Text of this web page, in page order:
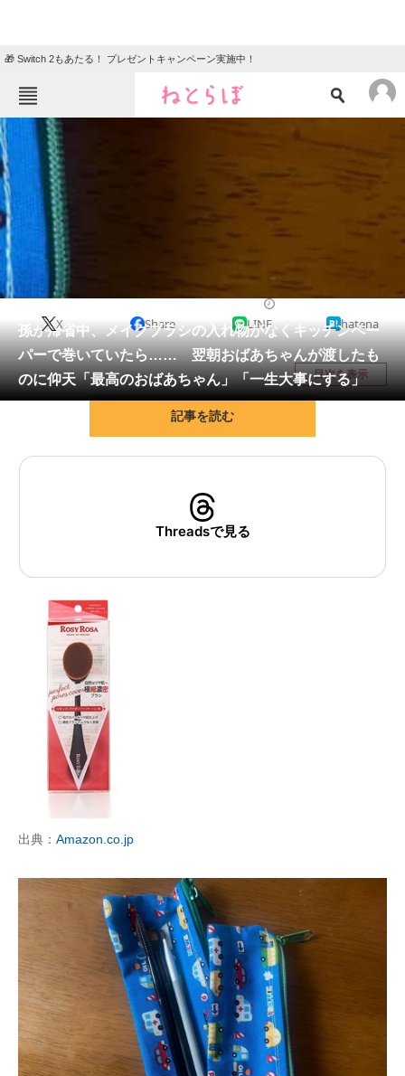
🎁 Switch 2もあたる！ プレゼントキャンペーン実施中！
ねとらぼメニュー
エンタメ
グルメ
住まい
動物
会員記事
メディア
注目記事を集めた総合ページ
ビジネスと働き方のヒント
AI活用のいまが分かる
企業ITのトレンドを詳説
経営リーダーのコミュニティ
マーケ×ITの今がよく分かる
ITエンジニア向け専門サイト
企業向けIT製品の総合サイト
製造業のIT導入・活用を支援
モノづくり技術者専門サイト
エレクトロニクス専門サイト
電子設計の基本と応用
エネルギーの専門メディア
孫が帰省中、メイクブラシの入れ物がなくキッチンペー
パーで巻いていたら…… 翌朝おばあちゃんが渡したも
のに仰天「最高のおばあちゃん」「一生大事にする」
X Share LINE hatena
目次を表示
記事を読む
Threadsで見る
出典： Amazon.co.jp